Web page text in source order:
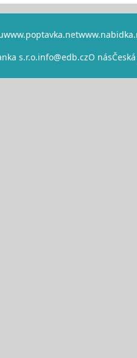
www.poptavka.net
s.r.o.info@edb.czO nás